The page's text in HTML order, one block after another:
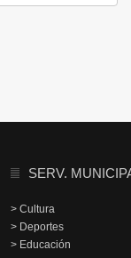
SERV.
> Cultura
> Deportes
> Educación